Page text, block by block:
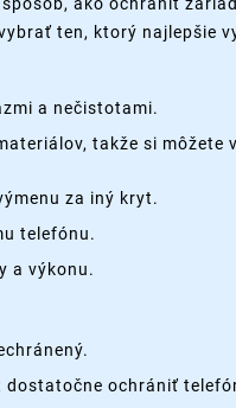
ako ochrániť
ten, ktorý najlepšie
a nečistotami.
takže si
za iný kryt.
telefónu.
a výkonu.
ochrániť